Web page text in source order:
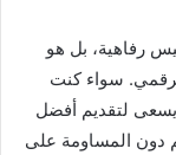
رفاهية، بل هو
سواء كنت
لتقديم أفضل
دون المساومة على